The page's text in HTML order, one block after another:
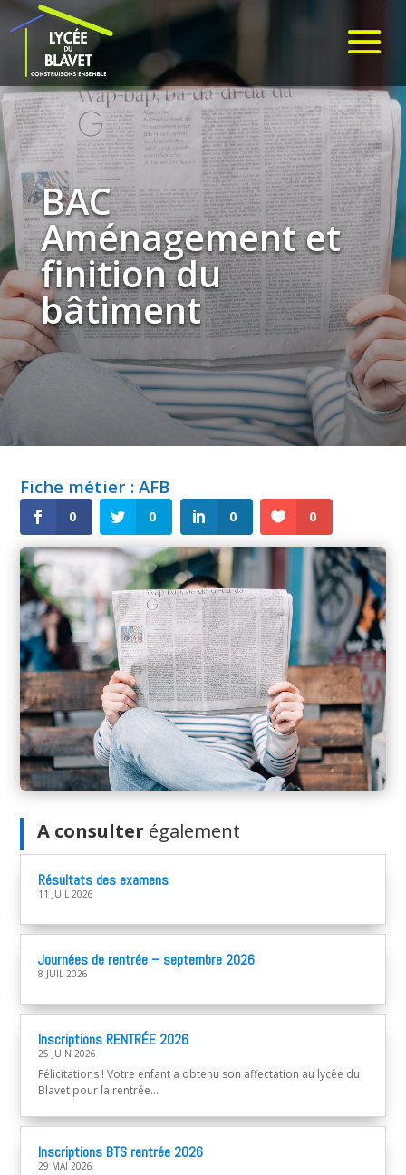
BAC
Aménagement et
finition du
bâtiment
Fiche métier : AFB
0 0 0 0
A consulter également
Résultats des examens
11 JUIL 2026
Journées de rentrée – septembre 2026
8 JUIL 2026
Inscriptions RENTRÉE 2026
25 JUIN 2026
Félicitations ! Votre enfant a obtenu son affectation au lycée du
Blavet pour la rentrée...
Inscriptions BTS rentrée 2026
29 MAI 2026